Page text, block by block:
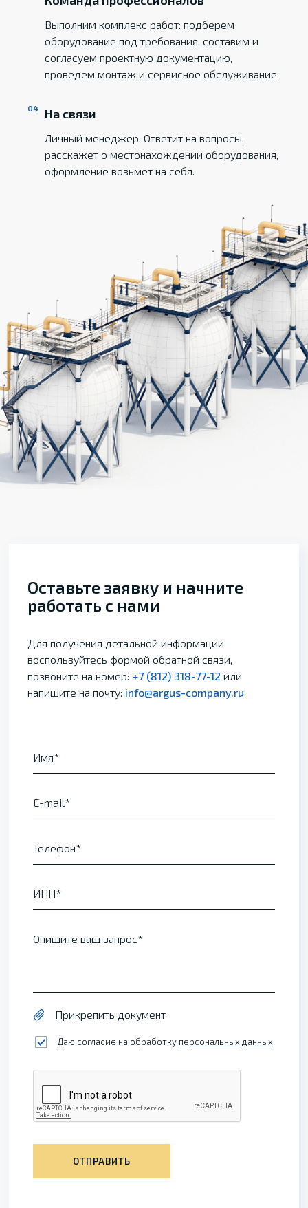
Выполним комплекс работ: подберем
оборудование под требования, составим и
согласуем проектную документацию,
проведем монтаж и сервисное обслуживание.
На связи
Личный менеджер. Ответит на вопросы,
расскажет о местонахождении оборудования,
оформление возьмет на себя.
Оставьте заявку и начните
работать с нами
Для получения детальной информации
воспользуйтесь формой обратной связи,
позвоните на номер: +7 (812) 318-77-12 или
напишите на почту: info@argus-company.ru
Имя
E-mail
Телефон
ИНН
Опишите ваш запрос
Прикрепить документ
Даю согласие на обработку персональных данных
ОТПРАВИТЬ